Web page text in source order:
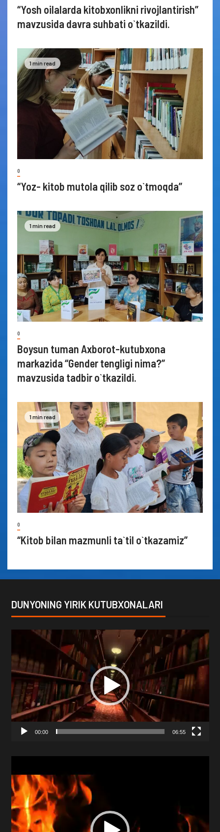
“Yosh oilalarda kitobxonlikni rivojlantirish”
mavzusida davra suhbati o`tkazildi.
1 min read
0
“Yoz- kitob mutola qilib soz o`tmoqda”
1 min read
0
Boysun tuman Axborot-kutubxona
markazida “Gender tengligi nima?”
mavzusida tadbir o`tkazildi.
1 min read
0
“Kitob bilan mazmunli ta`til o`tkazamiz”
DUNYONING YIRIK KUTUBXONALARI
00:00 06:55
Player